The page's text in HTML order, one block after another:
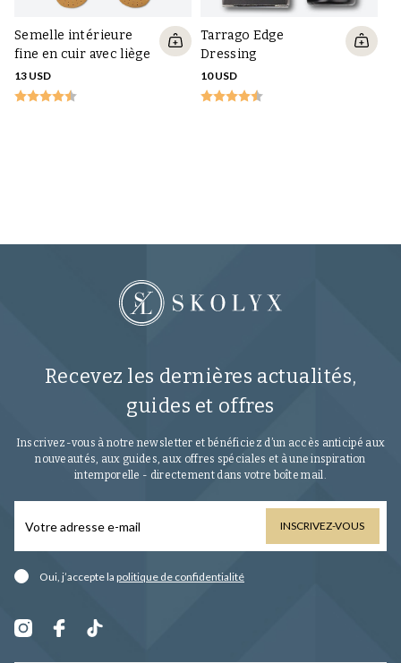
Semelle intérieure
fine en cuir avec liège
13 USD
Tarrago Edge
Dressing
10 USD
Recevez les dernières actualités,
guides et offres
Inscrivez-vous à notre newsletter et bénéficiez d’un accès anticipé aux
nouveautés, aux guides, aux offres spéciales et à une inspiration
intemporelle - directement dans votre boîte mail.
INSCRIVEZ-VOUS
Oui, j’accepte la politique de confidentialité